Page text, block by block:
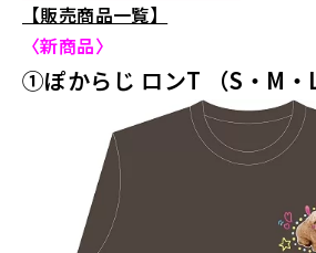
【販売商品一覧】
〈新商品〉
①ぽからじ ロンT （S・M・L